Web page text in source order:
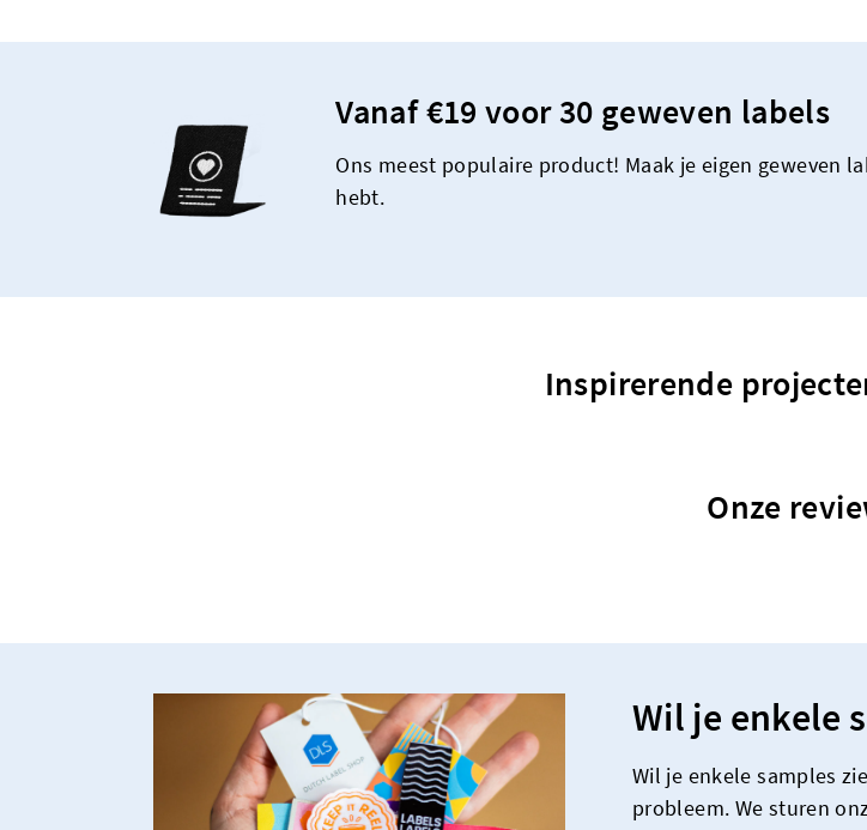
Vanaf €19 voor 30 geweven labels
Ons meest populaire product! Maak je eigen geweven
hebt.
Inspirerende
Onze
Wil je enkele
Wil je enkele samples
probleem. We sturen